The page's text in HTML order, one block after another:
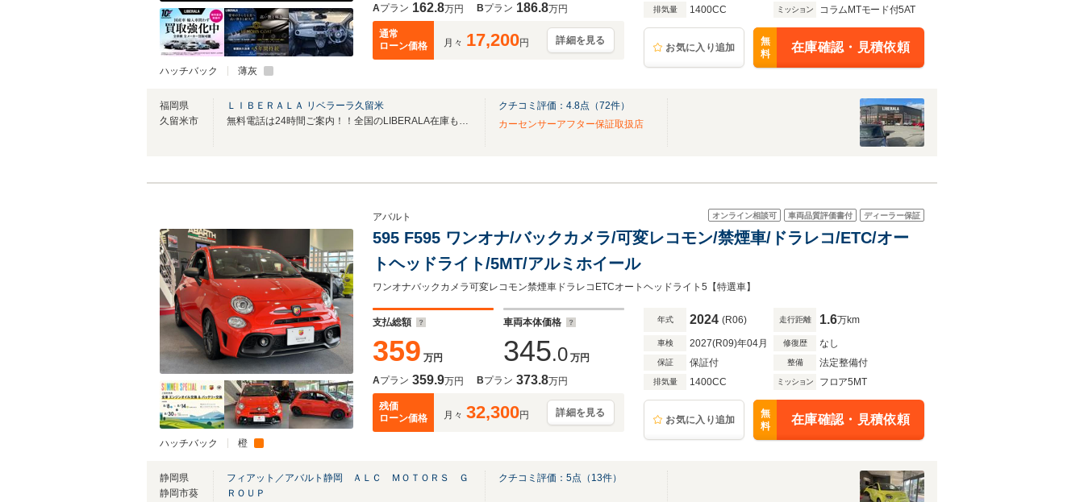
ハッチバック 薄灰
Aプラン 162.8万円 Bプラン 186.8万円
通常
ローン価格
月々 17,200円 詳細を見る
排気量 1400CC ミッション コラムMTモード付5AT
お気に入り追加
無
料
在庫確認・見積依頼
福岡県
久留米市
ＬＩＢＥＲＡＬＡ リベラーラ久留米
無料電話は24時間ご案内！！全国のLIBERALA在庫も見たい方は一括照会が可能です！
クチコミ評価： 4.8点（72件）
カーセンサーアフター保証取扱店
ハッチバック 橙
オンライン相談可 車両品質評価書付 ディーラー保証
アバルト
595 F595 ワンオナ/バックカメラ/可変レコモン/禁煙車/ドラレコ/ETC/オー
トヘッドライト/5MT/アルミホイール
ワンオナバックカメラ可変レコモン禁煙車ドラレコETCオートヘッドライト5【特選車】
支払総額
359 万円
車両本体価格
345.0 万円
Aプラン 359.9万円 Bプラン 373.8万円
残価
ローン価格
月々 32,300円 詳細を見る
年式 2024 (R06) 走行距離 1.6万km
車検 2027(R09)年04月 修復歴 なし
保証 保証付 整備 法定整備付
排気量 1400CC ミッション フロア5MT
お気に入り追加
無
料
在庫確認・見積依頼
静岡県
静岡市葵
フィアット／アバルト静岡 ＡＬＣ ＭＯＴＯＲＳ Ｇ
ＲＯＵＰ
クチコミ評価： 5点（ 13件）